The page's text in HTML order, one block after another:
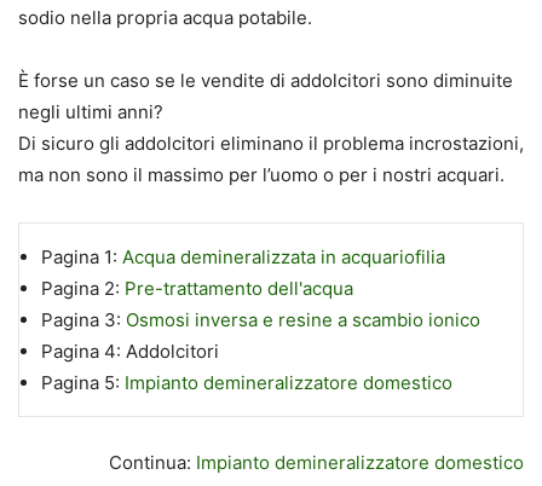
sodio nella propria acqua potabile.
È forse un caso se le vendite di addolcitori sono diminuite
negli ultimi anni?
Di sicuro gli addolcitori eliminano il problema incrostazioni,
ma non sono il massimo per l’uomo o per i nostri acquari.
Pagina 1: Acqua demineralizzata in acquariofilia
Pagina 2: Pre-trattamento dell'acqua
Pagina 3: Osmosi inversa e resine a scambio ionico
Pagina 4: Addolcitori
Pagina 5: Impianto demineralizzatore domestico
Continua: Impianto demineralizzatore domestico